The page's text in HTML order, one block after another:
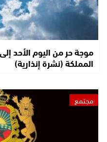
موجة حر من اليوم الأحد
المملكة (نشرة إنذارية)
مجتمع